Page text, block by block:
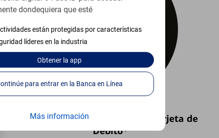
dondequiera que esté
están protegidas por características
líderes en la industria
Obtenerla app
Continúe para entrar en la Banca en Línea
Más información
Bloquear y Desbloquear una Tarjeta de
Débito⁴